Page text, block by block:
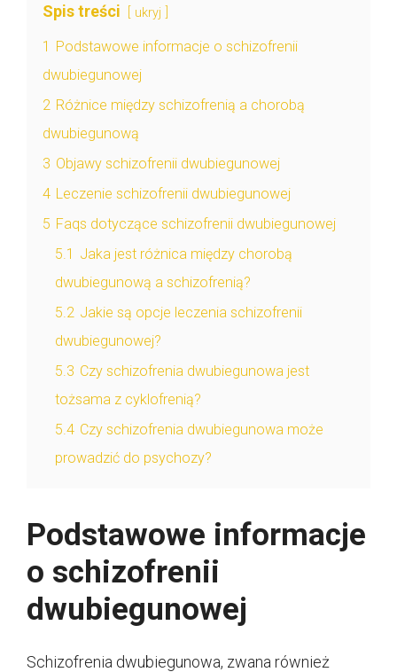
Spis treści ukryj
1 Podstawowe informacje o schizofrenii
dwubiegunowej
2 Różnice między schizofrenią a chorobą
dwubiegunową
3 Objawy schizofrenii dwubiegunowej
4 Leczenie schizofrenii dwubiegunowej
5 Faqs dotyczące schizofrenii dwubiegunowej
5.1 Jaka jest różnica między chorobą
dwubiegunową a schizofrenią?
5.2 Jakie są opcje leczenia schizofrenii
dwubiegunowej?
5.3 Czy schizofrenia dwubiegunowa jest
tożsama z cyklofrenią?
5.4 Czy schizofrenia dwubiegunowa może
prowadzić do psychozy?
Podstawowe informacje
o schizofrenii
dwubiegunowej
Schizofrenia dwubiegunowa, zwana również